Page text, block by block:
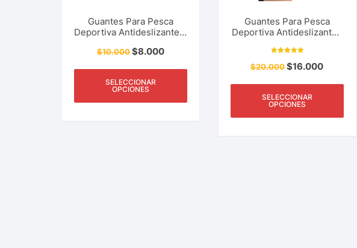
Guantes Para Pesca
Deportiva Antideslizantes,
rasguños Rio, Lago, Mar
$10.000$8.000
SELECCIONAR
OPCIONES
Guantes Para Pesca
Deportiva Antideslizantes
5.00
de 5
$20.000$16.000
SELECCIONAR
OPCIONES